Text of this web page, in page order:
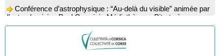
l’astrophysicien Paul Guerrini - Médiathèque - Pitretu è
Exposition des œuvres de Dominique Malberti Morin :
"Racines, peintures acryliques et aquarelles" - Mediateca
territuriale di Santa Lucia di Tallà